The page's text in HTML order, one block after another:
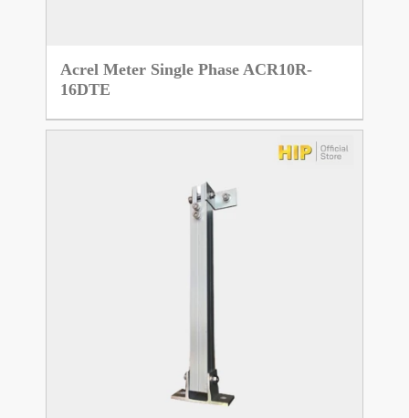
Acrel Meter Single Phase ACR10R-
16DTE